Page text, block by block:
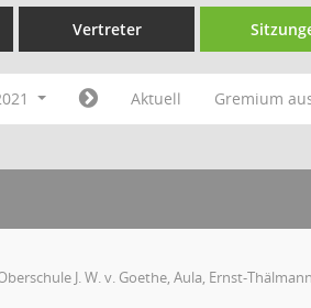
Vertreter
Aktuell Gremium
J. W. v. Goethe, Aula, Ernst-